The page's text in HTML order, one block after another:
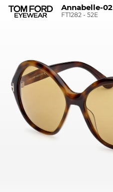
Annabelle-02
FT1282 - 52E